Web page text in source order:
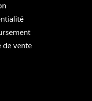
de vente